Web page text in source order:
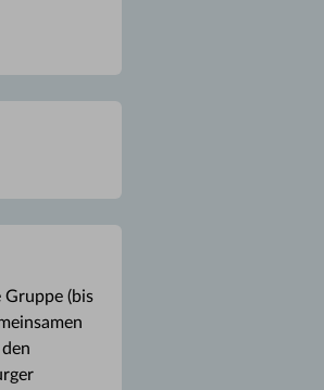
Gruppe (bis